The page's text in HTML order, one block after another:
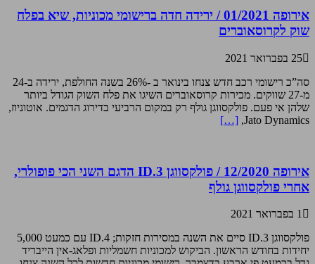
אירופה 01/2021 / ירידה חדה ברישומי מכוניות, שיא בפלח
שוק לקרוסאוברים
25 בפברואר 2021
סה”כ רישומי רכב חדש צנחו בינואר ב -26% בשנה החולפת, ירידה ב-24
מ-27 שווקים. מכירות קרוסאוברים השיגו את פלח השוק הגודל ביותר
שלהן אי פעם. פולקסווגן גולף רק במקום הרביעי בדירוג הדגמים. אוטוניוז,
Jato Dynamics,
[…]
אירופה 12/2020 / פולקסווגן ID.3 הדגם השני הכי פופולרי,
אחרי פולקסווגן גולף
1 בפברואר 2021
פולקסווגן ID.3 סיים את השנה במסירות חזקות; ID.4 עם כמעט 5,000
יחידות בחודש הראשון. הביקוש למכוניות חשמליות ופלאג-אין הייבריד